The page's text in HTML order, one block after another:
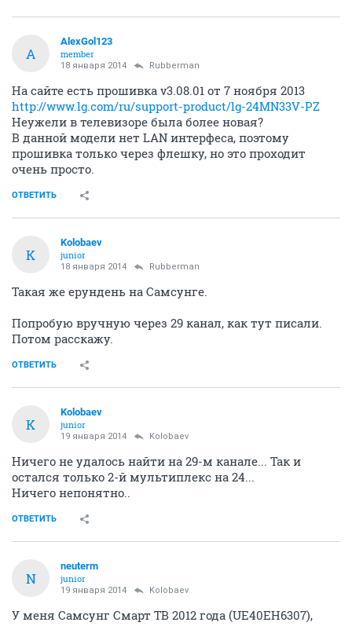
A
AlexGol123
member
18 января 2014 Rubberman
На сайте есть прошивка v3.08.01 от 7 ноября 2013
http://www.lg.com/ru/support-product/lg-24MN33V-PZ
Неужели в телевизоре была более новая?
В данной модели нет LAN интерфеса, поэтому
прошивка только через флешку, но это проходит
очень просто.
ОТВЕТИТЬ
K
Kolobaev
junior
18 января 2014 Rubberman
Такая же ерундень на Самсунге.
Попробую вручную через 29 канал, как тут писали.
Потом расскажу.
ОТВЕТИТЬ
K
Kolobaev
junior
19 января 2014 Kolobaev
Ничего не удалось найти на 29-м канале... Так и
остался только 2-й мультиплекс на 24...
Ничего непонятно..
ОТВЕТИТЬ
N
neuterm
junior
19 января 2014 Kolobaev
У меня Самсунг Смарт ТВ 2012 года (UE40EH6307),